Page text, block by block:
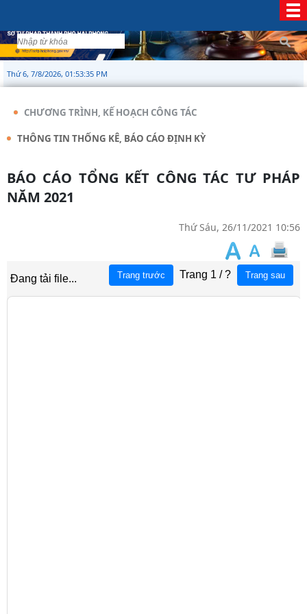
Thứ 6, 7/8/2026, 01:53:35 PM
CHƯƠNG TRÌNH, KẾ HOẠCH CÔNG TÁC
THÔNG TIN THỐNG KÊ, BÁO CÁO ĐỊNH KỲ
BÁO CÁO TỔNG KẾT CÔNG TÁC TƯ PHÁP
NĂM 2021
Thứ Sáu, 26/11/2021 10:56